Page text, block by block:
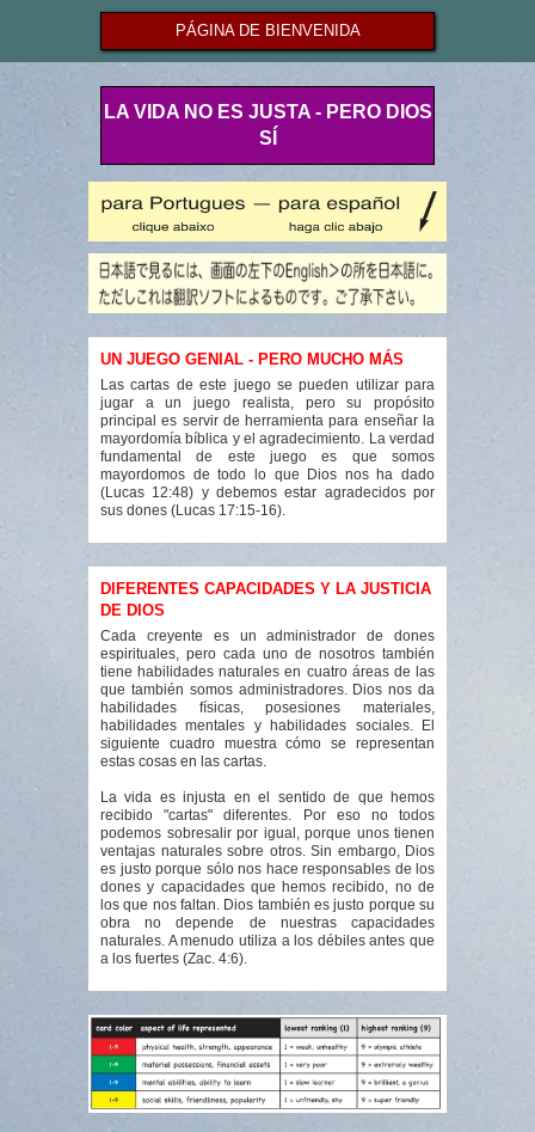
PÁGINA DE BIENVENIDA
LA VIDA NO ES JUSTA - PERO DIOS
SÍ
UN JUEGO GENIAL - PERO MUCHO MÁS
Las cartas de este juego se pueden utilizar para
jugar a un juego realista, pero su propósito
principal es servir de herramienta para enseñar la
mayordomía bíblica y el agradecimiento. La verdad
fundamental de este juego es que somos
mayordomos de todo lo que Dios nos ha dado
(Lucas 12:48) y debemos estar agradecidos por
sus dones (Lucas 17:15-16).
DIFERENTES CAPACIDADES Y LA JUSTICIA
DE DIOS
Cada creyente es un administrador de dones
espirituales, pero cada uno de nosotros también
tiene habilidades naturales en cuatro áreas de las
que también somos administradores. Dios nos da
habilidades físicas, posesiones materiales,
habilidades mentales y habilidades sociales. El
siguiente cuadro muestra cómo se representan
estas cosas en las cartas.
La vida es injusta en el sentido de que hemos
recibido "cartas" diferentes. Por eso no todos
podemos sobresalir por igual, porque unos tienen
ventajas naturales sobre otros. Sin embargo, Dios
es justo porque sólo nos hace responsables de los
dones y capacidades que hemos recibido, no de
los que nos faltan. Dios también es justo porque su
obra no depende de nuestras capacidades
naturales. A menudo utiliza a los débiles antes que
a los fuertes (Zac. 4:6).